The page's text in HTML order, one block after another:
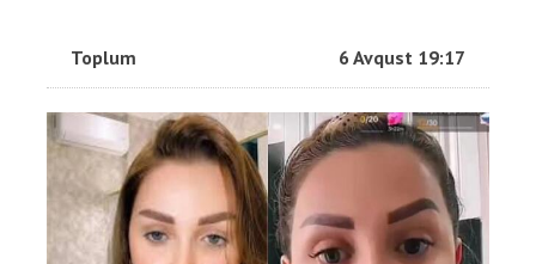
Toplum 6 Avqust 19:17